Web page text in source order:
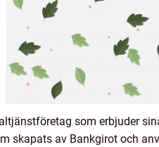
som erbjuder
skapats av Bankgirot och